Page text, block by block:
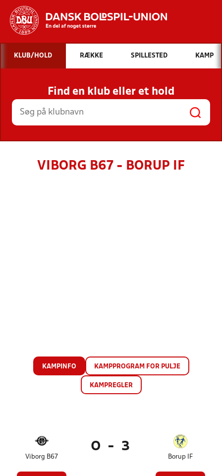
Hvad vil du søge efter?
INDHOLD OG NYHEDER
STILLINGER, RESULTATER, KLUBBER OG
HOLD
KLUB/HOLD RÆKKE SPILLESTED KAMP
Find en klub eller et hold
VIBORG B67 - BORUP IF
KAMPINFO KAMPPROGRAM FOR PULJE
KAMPREGLER
Viborg B67
0 - 3
Borup IF